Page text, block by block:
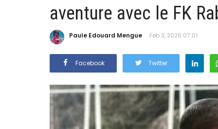
aventure avec le FK
Paule Edouard Mengue Feb 3, 2026 07:01
Facebook Twitter